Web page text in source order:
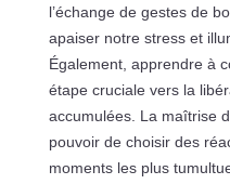
l’échange de gestes de
apaiser notre stress et
Également, apprendre à
étape cruciale vers la
accumulées. La maîtrise
pouvoir de choisir des
moments les plus